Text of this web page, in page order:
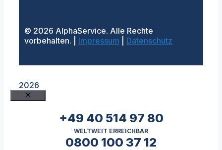
© 2026 AlphaService. Alle Rechte
vorbehalten. | Impressum Datenschutz
2026
Schließen
+49 40 514 97 80
WELTWEIT ERREICHBAR
0800 100 37 12